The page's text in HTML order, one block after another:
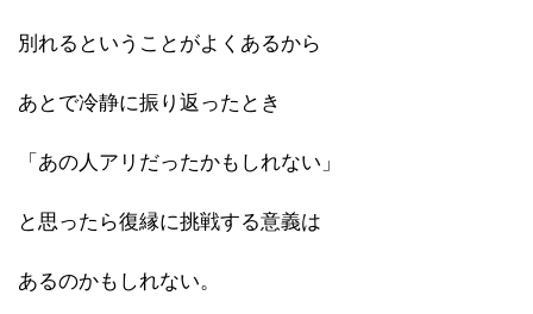
別れるということがよくあるから
あとで冷静に振り返ったとき
「あの人アリだったかもしれない」
と思ったら復縁に挑戦する意義は
あるのかもしれない。